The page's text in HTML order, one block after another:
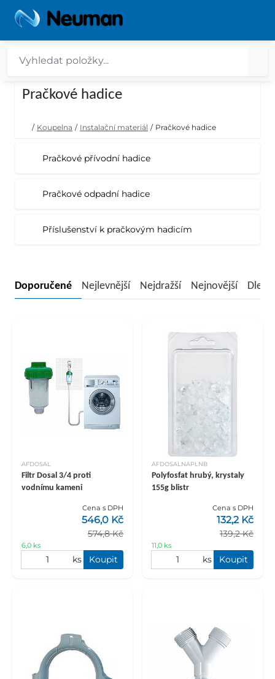
Pračkové hadice
/ Koupelna / Instalační materiál / Pračkové hadice
Pračkové přívodní hadice
Pračkové odpadní hadice
Příslušenství k pračkovým hadicím
Doporučené Nejlevnější Nejdražší Nejnovější Dle
AFDOSAL
Filtr Dosal 3/4 proti
vodnímu kameni
Cena s DPH
574,8 Kč
546,0 Kč
6,0 ks
ks Koupit
AFDOSALNAPLNB
Polyfosfat hrubý, krystaly
155g blistr
Cena s DPH
139,2 Kč
132,2 Kč
11,0 ks
ks Koupit